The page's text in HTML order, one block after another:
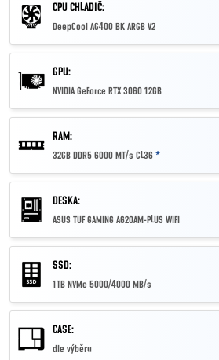
CPU CHLADIČ:
DeepCool AG400 BK ARGB V2
GPU:
NVIDIA GeForce RTX 3060 12GB
RAM:
32GB DDR5 6000 MT/s CL36 *
DESKA:
ASUS TUF GAMING A620AM-PLUS WIFI
SSD:
1TB NVMe 5000/4000 MB/s
CASE:
dle výběru